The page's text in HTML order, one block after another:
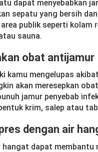
dapat menyebabkan
sepatu yang bersih
publik seperti kolam
sauna.
obat antijamur
kamu mengelupas
akan meresepkan
jamur penyebab
krim, salep atau
dengan air
hangat dapat membantu